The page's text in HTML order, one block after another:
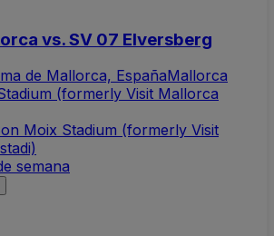
vs. SV 07 Elversberg
de Mallorca, EspañaMallorca
(formerly Visit Mallorca
Moix Stadium (formerly Visit
semana